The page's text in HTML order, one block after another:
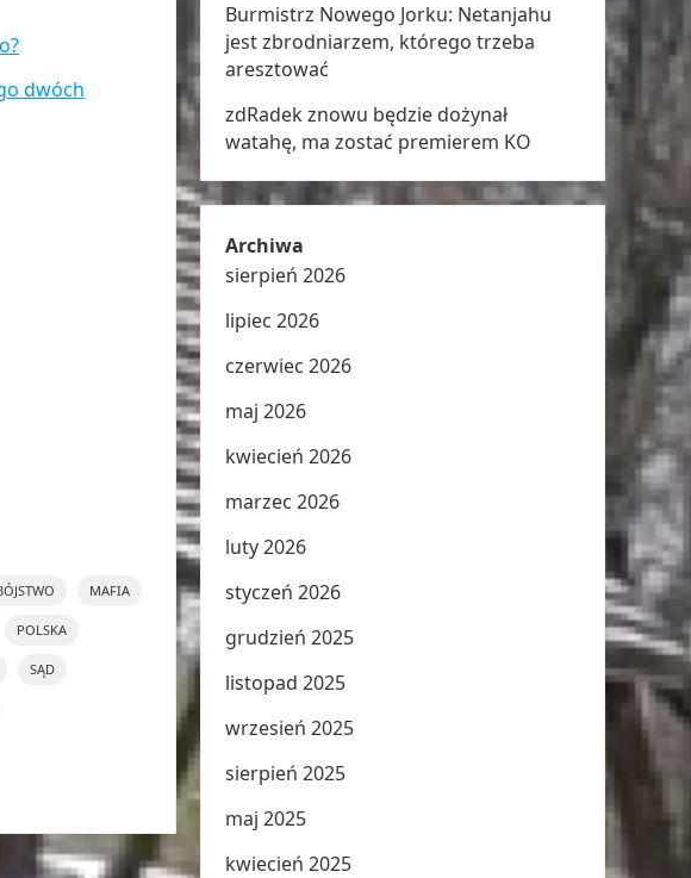
dwóch
MAFIA
POLSKA
SĄD
Burmistrz Nowego Jorku: Netanjahu
jest zbrodniarzem, którego trzeba
aresztować
zdRadek znowu będzie dożynał
watahę, ma zostać premierem KO
Archiwa
sierpień 2026
lipiec 2026
czerwiec 2026
maj 2026
kwiecień 2026
marzec 2026
luty 2026
styczeń 2026
grudzień 2025
listopad 2025
wrzesień 2025
sierpień 2025
maj 2025
kwiecień 2025